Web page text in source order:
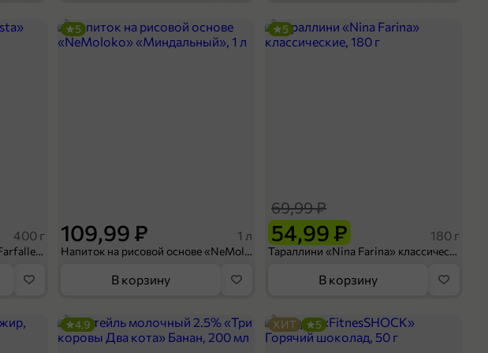
400 г
Макароны «Grand di Pasta» Farfalle, 400 г
109,99 ₽ 1 л
Напиток на рисовой основе «NeMoloko» «Миндальный», 1 л
5
В корзину
54,99 ₽
69,99 ₽
180 г
Тараллини «Nina Farina» классические, 180 г
5
В корзину
4,9 ХИТ 5